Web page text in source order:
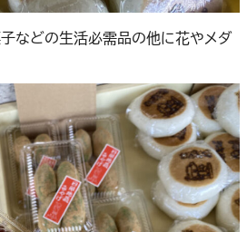
などの生活必需品の他に花やメダ